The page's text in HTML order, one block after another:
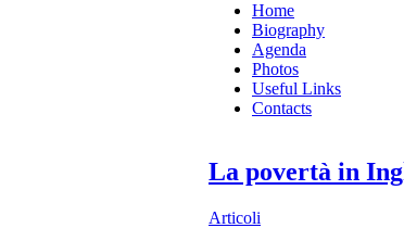
Home
Biography
Agenda
Photos
Useful Links
Contacts
La povertà in
Articoli